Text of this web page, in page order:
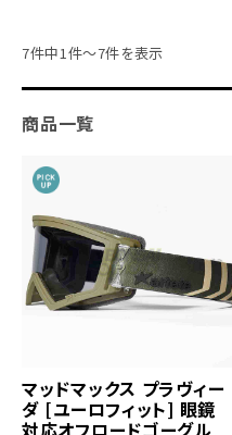
7件中1件～7件を表示
商品一覧
マッドマックス プラヴィー
ダ [ユーロフィット] 眼鏡
対応オフロードゴーグル